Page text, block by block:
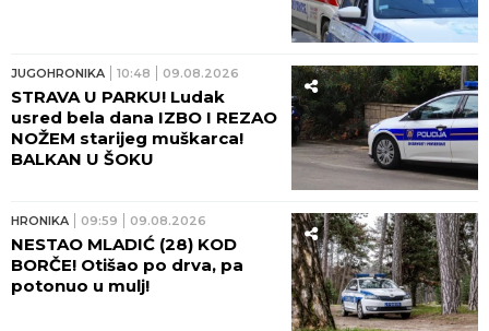
JUGOHRONIKA 10:48 09.08.2026
STRAVA U PARKU! Ludak
usred bela dana IZBO I REZAO
NOŽEM starijeg muškarca!
BALKAN U ŠOKU
HRONIKA 09:59 09.08.2026
NESTAO MLADIĆ (28) KOD
BORČE! Otišao po drva, pa
potonuo u mulj!